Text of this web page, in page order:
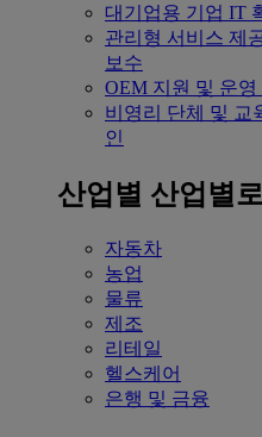
대기업용 기업 IT
관리형 서비스 제
보수
OEM 지원 및 운
비영리 단체 및 교
인
산업별 산업별
자동차
농업
물류
제조
리테일
헬스케어
은행 및 금융